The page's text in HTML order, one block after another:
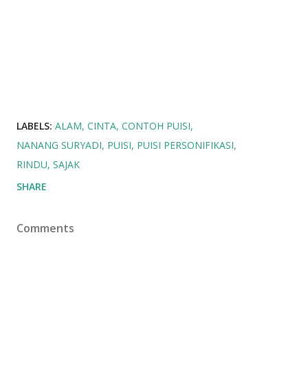
LABELS: ALAM CINTA CONTOH PUISI
NANANG SURYADI PUISI PUISI PERSONIFIKASI
RINDU SAJAK
SHARE
Comments